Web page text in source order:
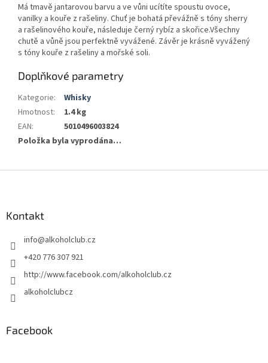
Má tmavě jantarovou barvu a ve vůni ucítíte spoustu ovoce,
vanilky a kouře z rašeliny. Chuť je bohatá převážně s tóny sherry
a rašelinového kouře, následuje černý rybíz a skořice.Všechny
chutě a vůně jsou perfektně vyvážené. Závěr je krásně vyvážený
s tóny kouře z rašeliny a mořské soli.
Doplňkové parametry
Kategorie:
Whisky
Hmotnost:
1.4 kg
EAN:
5010496003824
Položka byla vyprodána…
Kontakt
info@alkoholclub.cz
+420 776 307 921
http://www.facebook.com/alkoholclub.cz
alkoholclubcz
Facebook